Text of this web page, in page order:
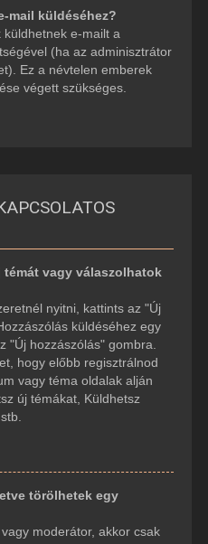
mail küldéséhez?
e-mailt a
(ha az adminisztrátor
Ez a névtelen emberek
végett szükséges.
vagy válaszolhatok
nyitni, kattints az "Új
küldéséhez egy
"Új hozzászólás" gombra.
hogy előbb regisztrálnod
vagy téma oldalak alján
új témákat, Küldhetsz
törölhetek egy
moderátor, akkor csak